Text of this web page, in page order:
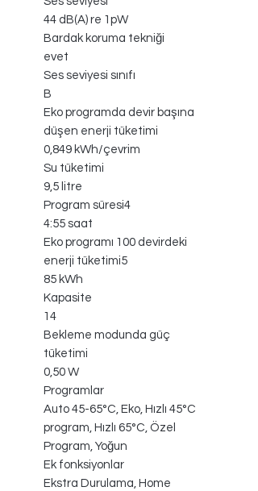
44 dB(A) re 1pW
Bardak koruma tekniği
evet
Ses seviyesi sınıfı
B
Eko programda devir başına
düşen enerji tüketimi
0,849 kWh/çevrim
Su tüketimi
9,5 litre
Program süresi4
4:55 saat
Eko programı 100 devirdeki
enerji tüketimi5
85 kWh
Kapasite
14
Bekleme modunda güç
tüketimi
0,50 W
Programlar
Auto 45-65°C, Eko, Hızlı 45°C
program, Hızlı 65°C, Özel
Program, Yoğun
Ek fonksiyonlar
Ekstra Durulama, Home